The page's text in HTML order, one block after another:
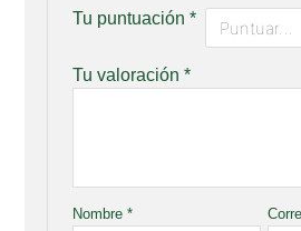
Tu puntuación *
Tu valoración *
Nombre *